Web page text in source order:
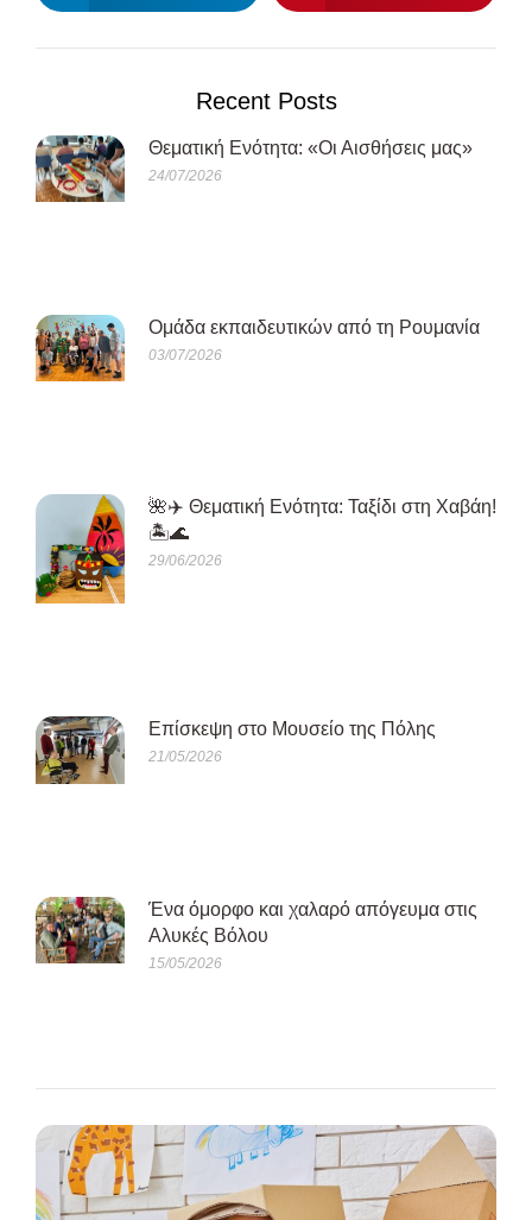
Recent Posts
Θεματική Ενότητα: «Οι Αισθήσεις μας»
24/07/2026
Oμάδα εκπαιδευτικών από τη Ρουμανία
03/07/2026
🌺✈️ Θεματική Ενότητα: Ταξίδι στη Χαβάη!
🏝️🌊
29/06/2026
Eπίσκεψη στο Μουσείο της Πόλης
21/05/2026
Ένα όμορφο και χαλαρό απόγευμα στις
Αλυκές Βόλου
15/05/2026